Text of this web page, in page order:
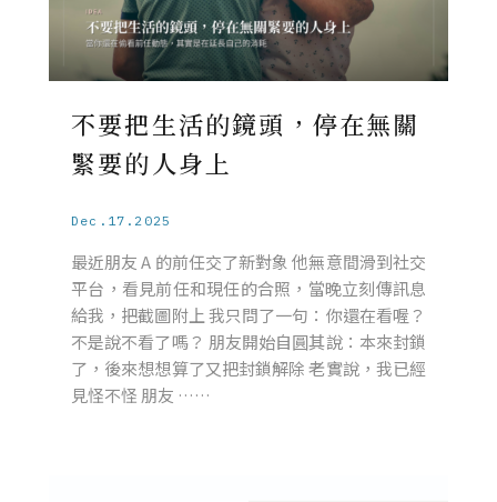
不要把生活的鏡頭，停在無關
緊要的人身上
Dec.17.2025
最近朋友 A 的前任交了新對象 他無意間滑到社交
平台，看見前任和現任的合照，當晚立刻傳訊息
給我，把截圖附上 我只問了一句：你還在看喔？
不是說不看了嗎？ 朋友開始自圓其說：本來封鎖
了，後來想想算了又把封鎖解除 老實說，我已經
見怪不怪 朋友 ……